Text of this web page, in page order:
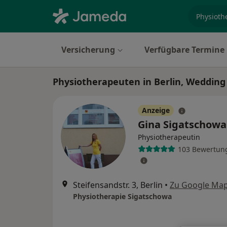
Versicherung Verfügbare Termine
Physiotherapeuten in Berlin, Wedding
Anzeige
Gina Sigatschowa
Physiotherapeutin
103
Steifensandstr. 3, Berlin • Zu Google
Physiotherapie Sigatschowa